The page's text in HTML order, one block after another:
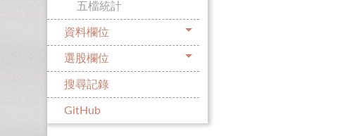
五檔統計
資料欄位
選股欄位
搜尋記錄
GitHub